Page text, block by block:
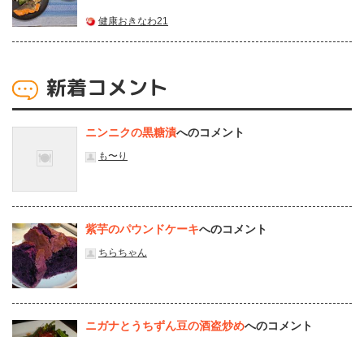
健康おきなわ21
新着コメント
ニンニクの黒糖漬へのコメント
も〜り
紫芋のパウンドケーキへのコメント
ちらちゃん
ニガナとうちずん豆の酒盗炒めへのコメント